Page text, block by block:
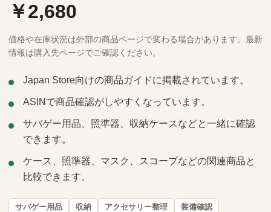
￥2,680
価格や在庫状況は外部の商品ページで変わる場合があります。最新
情報は購入先ページでご確認ください。
Japan Store向けの商品ガイドに掲載されています。
ASINで商品確認がしやすくなっています。
サバゲー用品、照準器、収納ケースなどと一緒に確認
できます。
ケース、照準器、マスク、スコープなどの関連商品と
比較できます。
サバゲー用品 収納 アクセサリー整理 装備確認